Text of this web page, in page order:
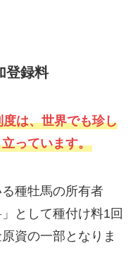
登録料
は、世界でも珍し
っています。
種牡馬の所有者
として種付け料1回
資の一部となりま